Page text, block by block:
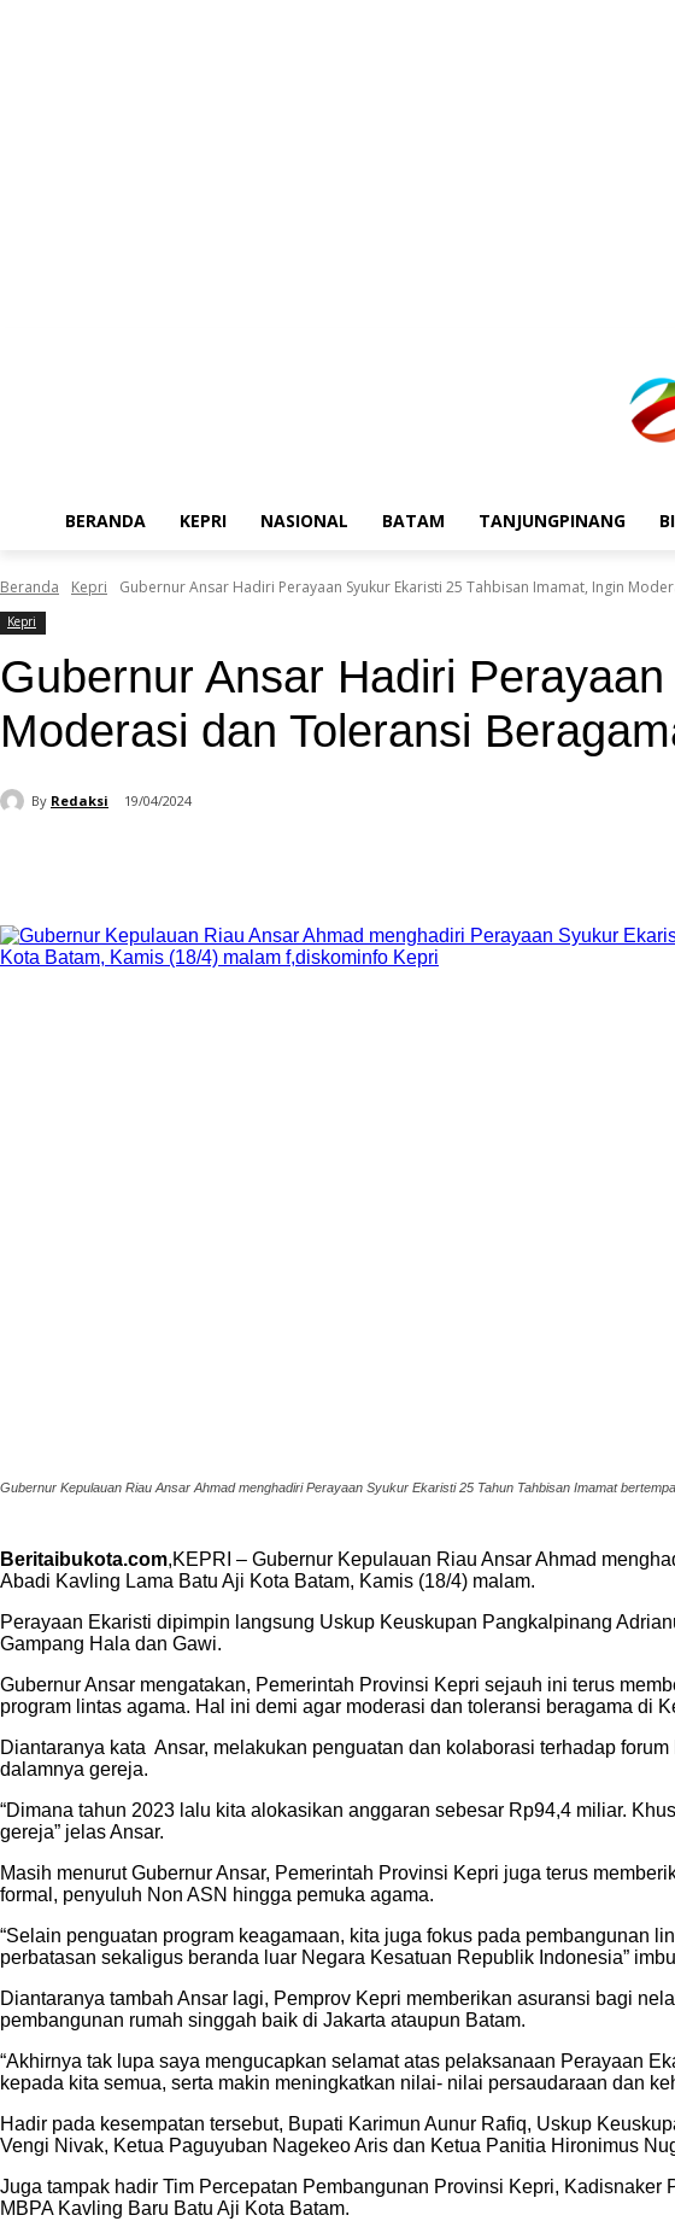
BERANDA KEPRI NASIONAL BATAM TANJUNGPINANG
Beranda Kepri Gubernur Ansar Hadiri Perayaan Syukur Ekaristi 25 Tahbisan Imamat, Ingin
Kepri
Gubernur Ansar Hadiri
Moderasi dan Toleransi
By Redaksi 19/04/2024
Gubernur Kepulauan Riau Ansar Ahmad menghadiri Perayaan Syukur Ekaristi 25 Tahun Tahbisan Imamat
Beritaibukota.com,KEPRI – Gubernur Kepulauan Riau Ansar Ahmad
Abadi Kavling Lama Batu Aji Kota Batam, Kamis (18/4) malam.
Perayaan Ekaristi dipimpin langsung Uskup Keuskupan Pangkalpinang
Gampang Hala dan Gawi.
Gubernur Ansar mengatakan, Pemerintah Provinsi Kepri sejauh ini terus
program lintas agama. Hal ini demi agar moderasi dan toleransi beragama di
Diantaranya kata Ansar, melakukan penguatan dan kolaborasi terhadap
dalamnya gereja.
“Dimana tahun 2023 lalu kita alokasikan anggaran sebesar Rp94,4 miliar.
gereja” jelas Ansar.
Masih menurut Gubernur Ansar, Pemerintah Provinsi Kepri juga terus
formal, penyuluh Non ASN hingga pemuka agama.
“Selain penguatan program keagamaan, kita juga fokus pada pembangunan
perbatasan sekaligus beranda luar Negara Kesatuan Republik Indonesia”
Diantaranya tambah Ansar lagi, Pemprov Kepri memberikan asuransi bagi
pembangunan rumah singgah baik di Jakarta ataupun Batam.
“Akhirnya tak lupa saya mengucapkan selamat atas pelaksanaan Perayaan
kepada kita semua, serta makin meningkatkan nilai- nilai persaudaraan dan
Hadir pada kesempatan tersebut, Bupati Karimun Aunur Rafiq, Uskup
Vengi Nivak, Ketua Paguyuban Nagekeo Aris dan Ketua Panitia Hironimus
Juga tampak hadir Tim Percepatan Pembangunan Provinsi Kepri,
MBPA Kavling Baru Batu Aji Kota Batam.